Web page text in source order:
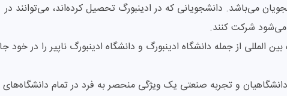
می‌باشد. دانشجویانی که در ادینبورگ تحصیل کرده‌‌‌اند، می‌توانند در
می‌شود شرکت کنند.
از جمله دانشگاه ادینبورگ و دانشگاه ادینبورگ ناپیر را در خود
و تجربه صنعتی یک ویژگی منحصر به فرد در تمام دانشگاه‌های